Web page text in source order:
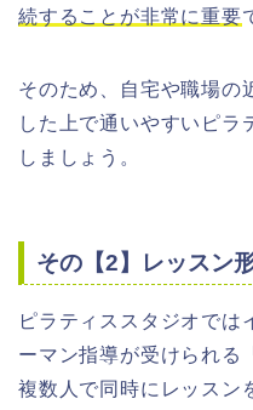
続することが非常に重要
そのため、自宅や職場の
した上で通いやすいピラ
しましょう。
その【2】レッスン
ピラティススタジオでは
ーマン指導が受けられる「
複数人で同時にレッスン